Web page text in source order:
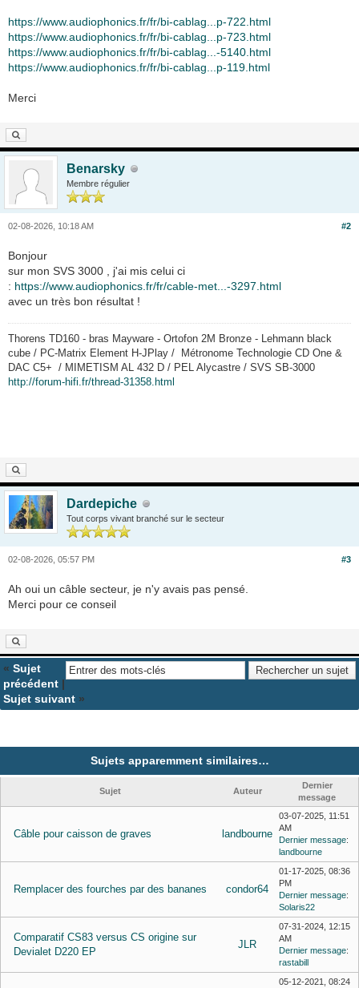
https://www.audiophonics.fr/fr/bi-cablag...p-722.html
https://www.audiophonics.fr/fr/bi-cablag...p-723.html
https://www.audiophonics.fr/fr/bi-cablag...-5140.html
https://www.audiophonics.fr/fr/bi-cablag...p-119.html
Merci
Benarsky
Membre régulier
#2
02-08-2026, 10:18 AM
Bonjour
sur mon SVS 3000 , j'ai mis celui ci
: https://www.audiophonics.fr/fr/cable-met...-3297.html
avec un très bon résultat !
Thorens TD160 - bras Mayware - Ortofon 2M Bronze - Lehmann black
cube / PC-Matrix Element H-JPlay / Métronome Technologie CD One &
DAC C5+ / MIMETISM AL 432 D / PEL Alycastre / SVS SB-3000
http://forum-hifi.fr/thread-31358.html
Dardepiche
Tout corps vivant branché sur le secteur
#3
02-08-2026, 05:57 PM
Ah oui un câble secteur, je n'y avais pas pensé.
Merci pour ce conseil
« Sujet
précédent |
Sujet suivant »
Sujets apparemment similaires…
Sujet Auteur
Dernier
message
Câble pour caisson de graves landbourne
03-07-2025, 11:51
AM
Dernier message:
landbourne
Remplacer des fourches par des bananes condor64
01-17-2025, 08:36
PM
Dernier message:
Solaris22
Comparatif CS83 versus CS origine sur
Devialet D220 EP
JLR
07-31-2024, 12:15
AM
Dernier message:
rastabill
05-12-2021, 08:24